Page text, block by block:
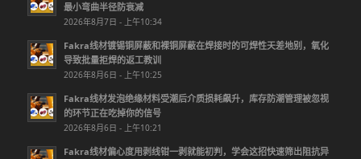
最小弯曲半径防衰减
2026年8月7日 - 上午10:34
Fakra线材镀锡铜屏蔽和裸铜屏蔽在焊接时的可焊性天差地别，氧化
导致批量拒焊的返工教训
2026年8月6日 - 上午10:25
Fakra线材发泡绝缘材料受潮后介质损耗飙升，库存防潮管理被忽视
的环节正在吃掉你的信号
2026年8月6日 - 上午10:21
Fakra线材偏心度用剥线钳一剥就能初判，学会这招快速筛出阻抗异